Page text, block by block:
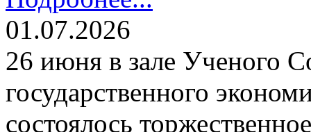
01.07.2026
26 июня в зале Ученого
государственного
состоялось